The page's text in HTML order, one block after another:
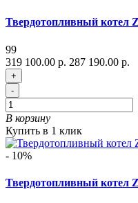
Твердотопливный котел
99
319 100.00 р. 287 190.00 р.
+
-
В корзину
Купить в 1 клик
- 10%
Твердотопливный котел